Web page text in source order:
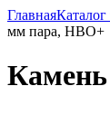
ГлавнаяКаталог
мм пара, HBO+
Камень